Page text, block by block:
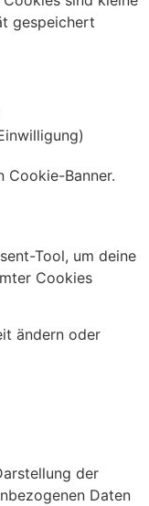
gespeichert
Cookie-Banner.
Tool, um deine
Cookies
ändern oder
der
Daten